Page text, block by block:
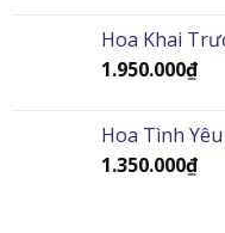
Hoa Khai
1.950.000₫
Hoa Tình
1.350.000₫